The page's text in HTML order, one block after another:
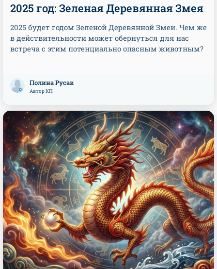
2025 год: Зеленая Деревянная Змея
2025 будет годом Зеленой Деревянной Змеи. Чем же
в действительности может обернуться для нас
встреча с этим потенциально опасным животным?
Полина Русак
Автор КП